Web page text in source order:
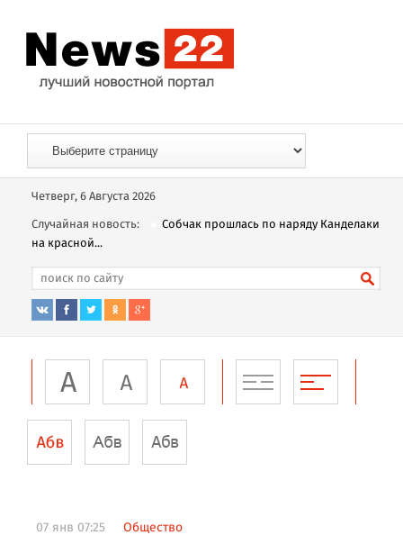
Четверг, 6 Августа 2026
Случайная новость:
Собчак прошлась по наряду Канделаки
на красной...
07 янв 07:25 Общество